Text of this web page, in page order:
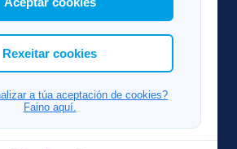
personalizar a elección das
permitir.
Rexeitar cookies
a túa aceptación de cookies?
Faino aquí.
RIBEIRASACRAXA
ACORUÑAXA
FERROLXA
OURENSEXA